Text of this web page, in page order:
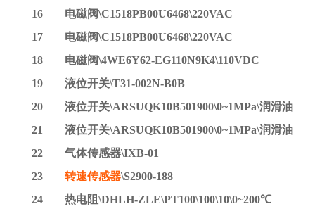
16
电磁阀\C1518PB00U6468\220VAC
17
电磁阀\C1518PB00U6468\220VAC
18
电磁阀\4WE6Y62-EG110N9K4\110VDC
19
液位开关\T31-002N-B0B
20
液位开关\ARSUQK10B501900\0~1MPa\润滑油
21
液位开关\ARSUQK10B501900\0~1MPa\润滑油
22
气体传感器\IXB-01
23
转速传感器\S2900-188
24
热电阻\DHLH-ZLE\PT100\100\10\0~200℃